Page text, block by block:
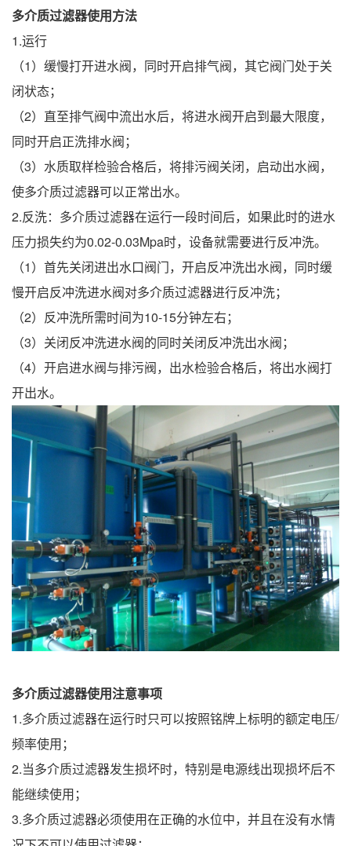
多介质过滤器使用方法
1.运行
（1）缓慢打开进水阀，同时开启排气阀，其它阀门处于关
闭状态；
（2）直至排气阀中流出水后，将进水阀开启到最大限度，
同时开启正洗排水阀；
（3）水质取样检验合格后，将排污阀关闭，启动出水阀，
使多介质过滤器可以正常出水。
2.反洗：多介质过滤器在运行一段时间后，如果此时的进水
压力损失约为0.02-0.03Mpa时，设备就需要进行反冲洗。
（1）首先关闭进出水口阀门，开启反冲洗出水阀，同时缓
慢开启反冲洗进水阀对多介质过滤器进行反冲洗；
（2）反冲洗所需时间为10-15分钟左右；
（3）关闭反冲洗进水阀的同时关闭反冲洗出水阀；
（4）开启进水阀与排污阀，出水检验合格后，将出水阀打
开出水。
多介质过滤器使用注意事项
1.多介质过滤器在运行时只可以按照铭牌上标明的额定电压/
频率使用；
2.当多介质过滤器发生损坏时，特别是电源线出现损坏后不
能继续使用；
3.多介质过滤器必须使用在正确的水位中，并且在没有水情